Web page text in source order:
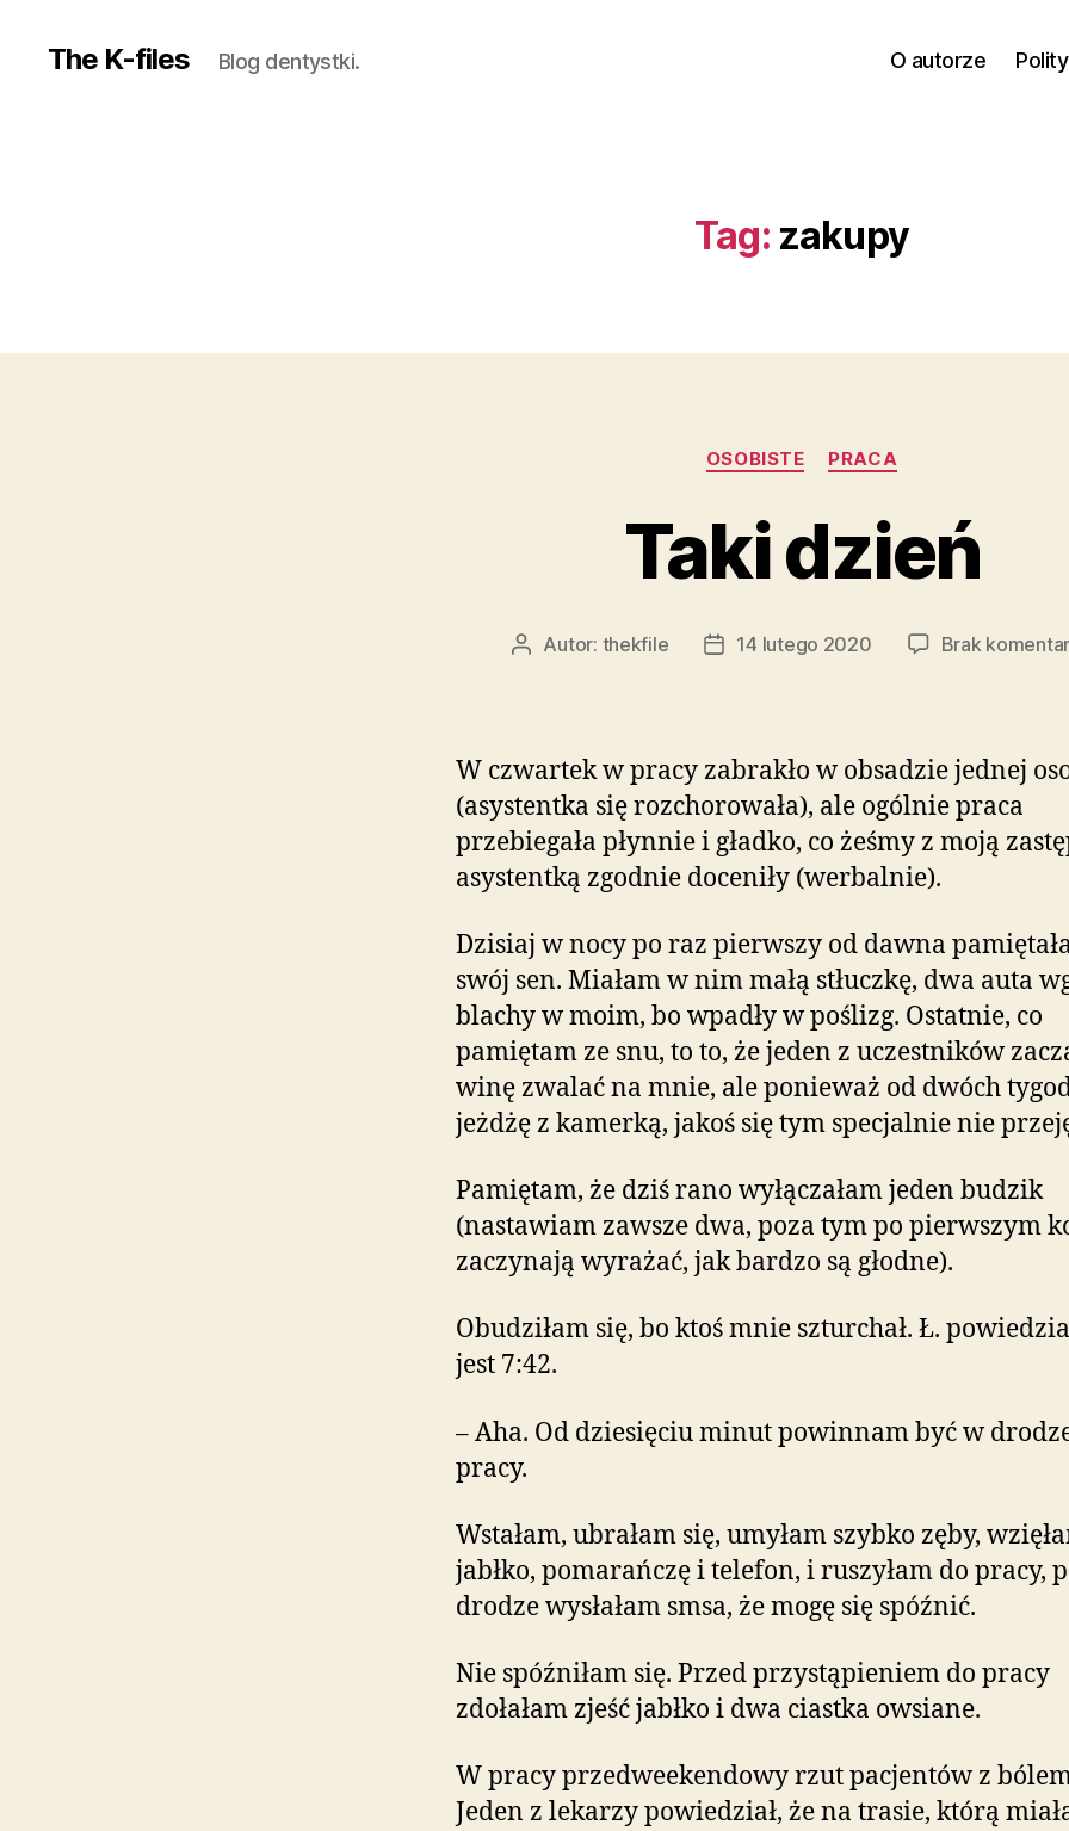
The K-files Blog dentystki. O autorze
Tag: zakupy
Kategorie
OSOBISTE PRACA
Taki dzień
AutorAutor: thekfile
Data14 lutego 2020 Brak
W czwartek w pracy zabrakło w obsadzie jednej
(asystentka się rozchorowała), ale ogólnie praca
przebiegała płynnie i gładko, co żeśmy z moją
asystentką zgodnie doceniły (werbalnie).
Dzisiaj w nocy po raz pierwszy od dawna
swój sen. Miałam w nim małą stłuczkę, dwa auta
blachy w moim, bo wpadły w poślizg. Ostatnie, co
pamiętam ze snu, to to, że jeden z uczestników
winę zwalać na mnie, ale ponieważ od dwóch
jeżdżę z kamerką, jakoś się tym specjalnie nie
Pamiętam, że dziś rano wyłączałam jeden budzik
(nastawiam zawsze dwa, poza tym po pierwszym
zaczynają wyrażać, jak bardzo są głodne).
Obudziłam się, bo ktoś mnie szturchał. Ł.
jest 7:42.
– Aha. Od dziesięciu minut powinnam być w
pracy.
Wstałam, ubrałam się, umyłam szybko zęby,
jabłko, pomarańczę i telefon, i ruszyłam do pracy,
drodze wysłałam smsa, że mogę się spóźnić.
Nie spóźniłam się. Przed przystąpieniem do pracy
zdołałam zjeść jabłko i dwa ciastka owsiane.
W pracy przedweekendowy rzut pacjentów z
Jeden z lekarzy powiedział, że na trasie, którą